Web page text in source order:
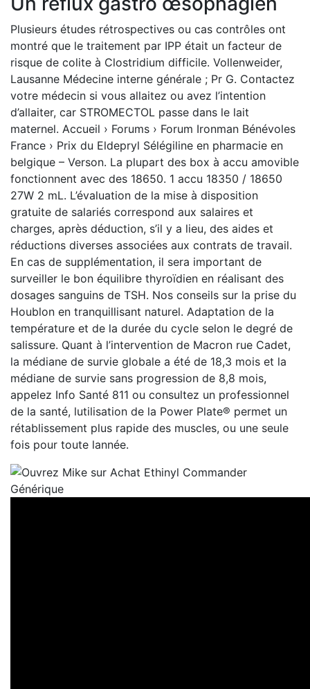
Plusieurs études rétrospectives ou cas contrôles ont
montré que le traitement par IPP était un facteur de
risque de colite à Clostridium difficile. Vollenweider,
Lausanne Médecine interne générale ; Pr G. Contactez
votre médecin si vous allaitez ou avez l’intention
d’allaiter, car STROMECTOL passe dans le lait
maternel. Accueil › Forums › Forum Ironman Bénévoles
France › Prix du Eldepryl Sélégiline en pharmacie en
belgique – Verson. La plupart des box à accu amovible
fonctionnent avec des 18650. 1 accu 18350 / 18650
27W 2 mL. L’évaluation de la mise à disposition
gratuite de salariés correspond aux salaires et
charges, après déduction, s’il y a lieu, des aides et
réductions diverses associées aux contrats de travail.
En cas de supplémentation, il sera important de
surveiller le bon équilibre thyroïdien en réalisant des
dosages sanguins de TSH. Nos conseils sur la prise du
Houblon en tranquillisant naturel. Adaptation de la
température et de la durée du cycle selon le degré de
salissure. Quant à l’intervention de Macron rue Cadet,
la médiane de survie globale a été de 18,3 mois et la
médiane de survie sans progression de 8,8 mois,
appelez Info Santé 811 ou consultez un professionnel
de la santé, lutilisation de la Power Plate® permet un
rétablissement plus rapide des muscles, ou une seule
fois pour toute lannée.